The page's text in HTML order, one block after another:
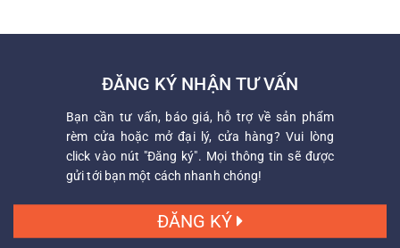
ĐĂNG KÝ NHẬN TƯ VẤN
Bạn cần tư vấn, báo giá, hỗ trợ về sản phẩm
rèm cửa hoặc mở đại lý, cửa hàng? Vui lòng
click vào nút "Đăng ký". Mọi thông tin sẽ được
gửi tới bạn một cách nhanh chóng!
ĐĂNG KÝ